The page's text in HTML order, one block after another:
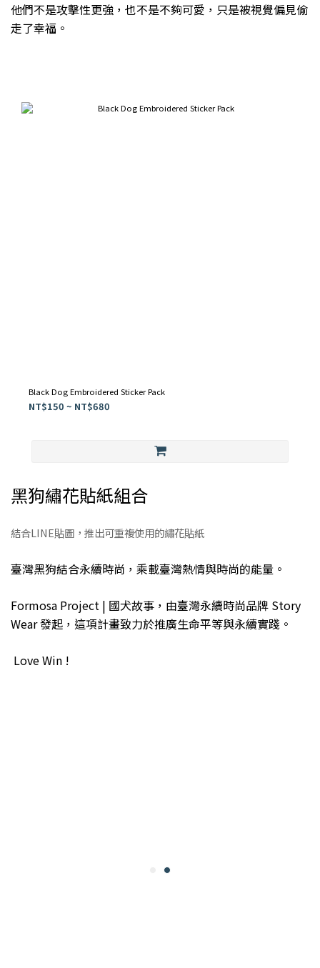
他們不是攻擊性更強，也不是不夠可愛，只是被視覺偏見偷
走了幸福。
Black Dog Embroidered Sticker Pack
NT$150 ~ NT$680
黑狗繡花貼紙組合
結合LINE貼圖，推出可重複使用的繡花貼紙
臺灣黑狗結合永續時尚，乘載臺灣熱情與時尚的能量。
Formosa Project | 國犬故事，由臺灣永續時尚品牌 Story
Wear 發起，這項計畫致力於推廣生命平等與永續實踐。
Love Win !